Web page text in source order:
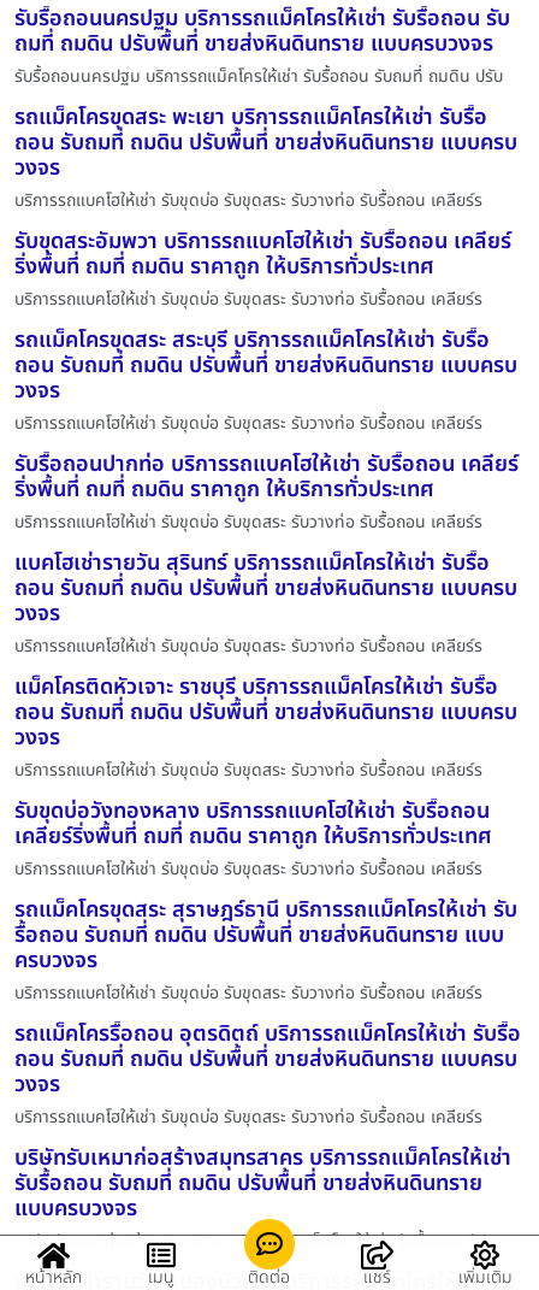
รับรื้อถอนนครปฐม บริการรถแม็คโครให้เช่า รับรื้อถอน รับ
ถมที่ ถมดิน ปรับพื้นที่ ขายส่งหินดินทราย แบบครบวงจร
รับรื้อถอนนครปฐม บริการรถแม็คโครให้เช่า รับรื้อถอน รับถมที่ ถมดิน ปรับ
รถแม็คโครขุดสระ พะเยา บริการรถแม็คโครให้เช่า รับรื้อ
ถอน รับถมที่ ถมดิน ปรับพื้นที่ ขายส่งหินดินทราย แบบครบ
วงจร
บริการรถแบคโฮให้เช่า รับขุดบ่อ รับขุดสระ รับวางท่อ รับรื้อถอน เคลียร์ร
รับขุดสระอัมพวา บริการรถแบคโฮให้เช่า รับรื้อถอน เคลียร์
ริ่งพื้นที่ ถมที่ ถมดิน ราคาถูก ให้บริการทั่วประเทศ
บริการรถแบคโฮให้เช่า รับขุดบ่อ รับขุดสระ รับวางท่อ รับรื้อถอน เคลียร์ร
รถแม็คโครขุดสระ สระบุรี บริการรถแม็คโครให้เช่า รับรื้อ
ถอน รับถมที่ ถมดิน ปรับพื้นที่ ขายส่งหินดินทราย แบบครบ
วงจร
บริการรถแบคโฮให้เช่า รับขุดบ่อ รับขุดสระ รับวางท่อ รับรื้อถอน เคลียร์ร
รับรื้อถอนปากท่อ บริการรถแบคโฮให้เช่า รับรื้อถอน เคลียร์
ริ่งพื้นที่ ถมที่ ถมดิน ราคาถูก ให้บริการทั่วประเทศ
บริการรถแบคโฮให้เช่า รับขุดบ่อ รับขุดสระ รับวางท่อ รับรื้อถอน เคลียร์ร
แบคโฮเช่ารายวัน สุรินทร์ บริการรถแม็คโครให้เช่า รับรื้อ
ถอน รับถมที่ ถมดิน ปรับพื้นที่ ขายส่งหินดินทราย แบบครบ
วงจร
บริการรถแบคโฮให้เช่า รับขุดบ่อ รับขุดสระ รับวางท่อ รับรื้อถอน เคลียร์ร
แม็คโครติดหัวเจาะ ราชบุรี บริการรถแม็คโครให้เช่า รับรื้อ
ถอน รับถมที่ ถมดิน ปรับพื้นที่ ขายส่งหินดินทราย แบบครบ
วงจร
บริการรถแบคโฮให้เช่า รับขุดบ่อ รับขุดสระ รับวางท่อ รับรื้อถอน เคลียร์ร
รับขุดบ่อวังทองหลาง บริการรถแบคโฮให้เช่า รับรื้อถอน
เคลียร์ริ่งพื้นที่ ถมที่ ถมดิน ราคาถูก ให้บริการทั่วประเทศ
บริการรถแบคโฮให้เช่า รับขุดบ่อ รับขุดสระ รับวางท่อ รับรื้อถอน เคลียร์ร
รถแม็คโครขุดสระ สุราษฎร์ธานี บริการรถแม็คโครให้เช่า รับ
รื้อถอน รับถมที่ ถมดิน ปรับพื้นที่ ขายส่งหินดินทราย แบบ
ครบวงจร
บริการรถแบคโฮให้เช่า รับขุดบ่อ รับขุดสระ รับวางท่อ รับรื้อถอน เคลียร์ร
รถแม็คโครรื้อถอน อุตรดิตถ์ บริการรถแม็คโครให้เช่า รับรื้อ
ถอน รับถมที่ ถมดิน ปรับพื้นที่ ขายส่งหินดินทราย แบบครบ
วงจร
บริการรถแบคโฮให้เช่า รับขุดบ่อ รับขุดสระ รับวางท่อ รับรื้อถอน เคลียร์ร
บริษัทรับเหมาก่อสร้างสมุทรสาคร บริการรถแม็คโครให้เช่า
รับรื้อถอน รับถมที่ ถมดิน ปรับพื้นที่ ขายส่งหินดินทราย
แบบครบวงจร
บริษัทรับเหมาก่อสร้างสมุทรสาคร บริการรถแม็คโครให้เช่า รับรื้อถอน รับถม
แบคโฮเช่ารายวัน หนองบัวลำภู บริการรถแม็คโครให้เช่า รับ
หน้าหลัก เมนู ติดต่อ แชร์ เพิ่มเติม